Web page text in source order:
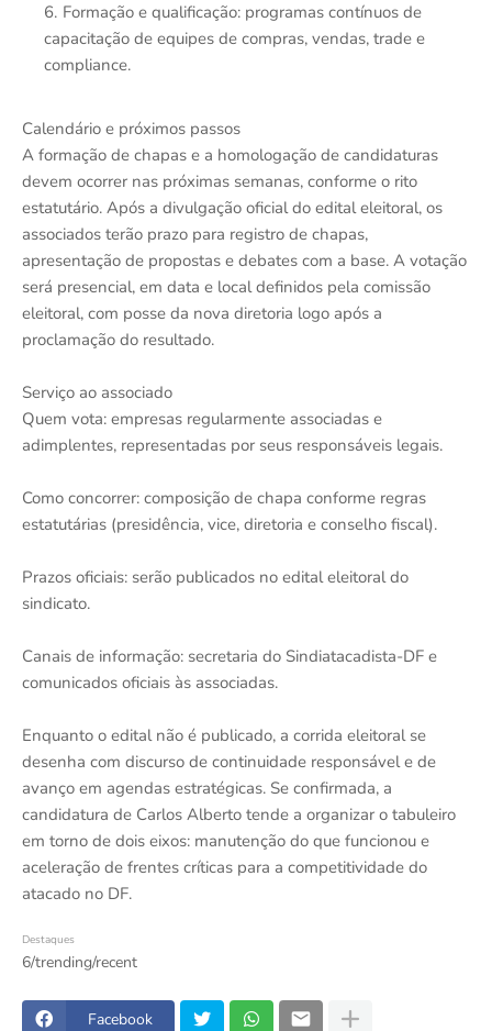
Formação e qualificação: programas contínuos de
capacitação de equipes de compras, vendas, trade e
compliance.
Calendário e próximos passos
A formação de chapas e a homologação de candidaturas
devem ocorrer nas próximas semanas, conforme o rito
estatutário. Após a divulgação oficial do edital eleitoral, os
associados terão prazo para registro de chapas,
apresentação de propostas e debates com a base. A votação
será presencial, em data e local definidos pela comissão
eleitoral, com posse da nova diretoria logo após a
proclamação do resultado.
Serviço ao associado
Quem vota: empresas regularmente associadas e
adimplentes, representadas por seus responsáveis legais.
Como concorrer: composição de chapa conforme regras
estatutárias (presidência, vice, diretoria e conselho fiscal).
Prazos oficiais: serão publicados no edital eleitoral do
sindicato.
Canais de informação: secretaria do Sindiatacadista-DF e
comunicados oficiais às associadas.
Enquanto o edital não é publicado, a corrida eleitoral se
desenha com discurso de continuidade responsável e de
avanço em agendas estratégicas. Se confirmada, a
candidatura de Carlos Alberto tende a organizar o tabuleiro
em torno de dois eixos: manutenção do que funcionou e
aceleração de frentes críticas para a competitividade do
atacado no DF.
Destaques
6/trending/recent
Facebook